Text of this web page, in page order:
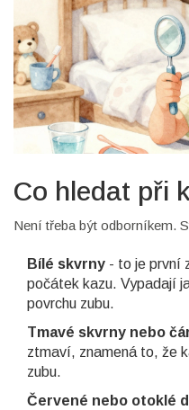
Co hledat při
Není třeba být odborníkem.
Bílé skvrny - to je první
počátek kazu. Vypadají
povrchu zubu.
Tmavé skvrny nebo
ztmaví, znamená to, že
zubu.
Červené nebo otoklé